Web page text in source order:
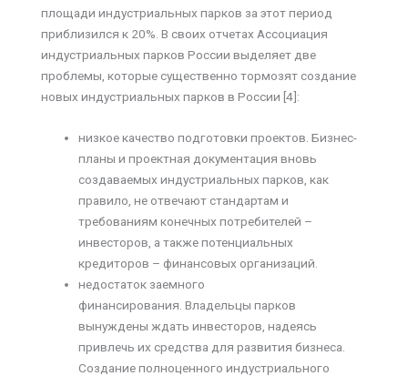
площади индустриальных парков за этот период
приблизился к 20%. В своих отчетах Ассоциация
индустриальных парков России выделяет две
проблемы, которые существенно тормозят создание
новых индустриальных парков в России [4]:
низкое качество подготовки проектов. Бизнес-
планы и проектная документация вновь
создаваемых индустриальных парков, как
правило, не отвечают стандартам и
требованиям конечных потребителей –
инвесторов, а также потенциальных
кредиторов – финансовых организаций.
недостаток заемного
финансирования. Владельцы парков
вынуждены ждать инвесторов, надеясь
привлечь их средства для развития бизнеса.
Создание полноценного индустриального